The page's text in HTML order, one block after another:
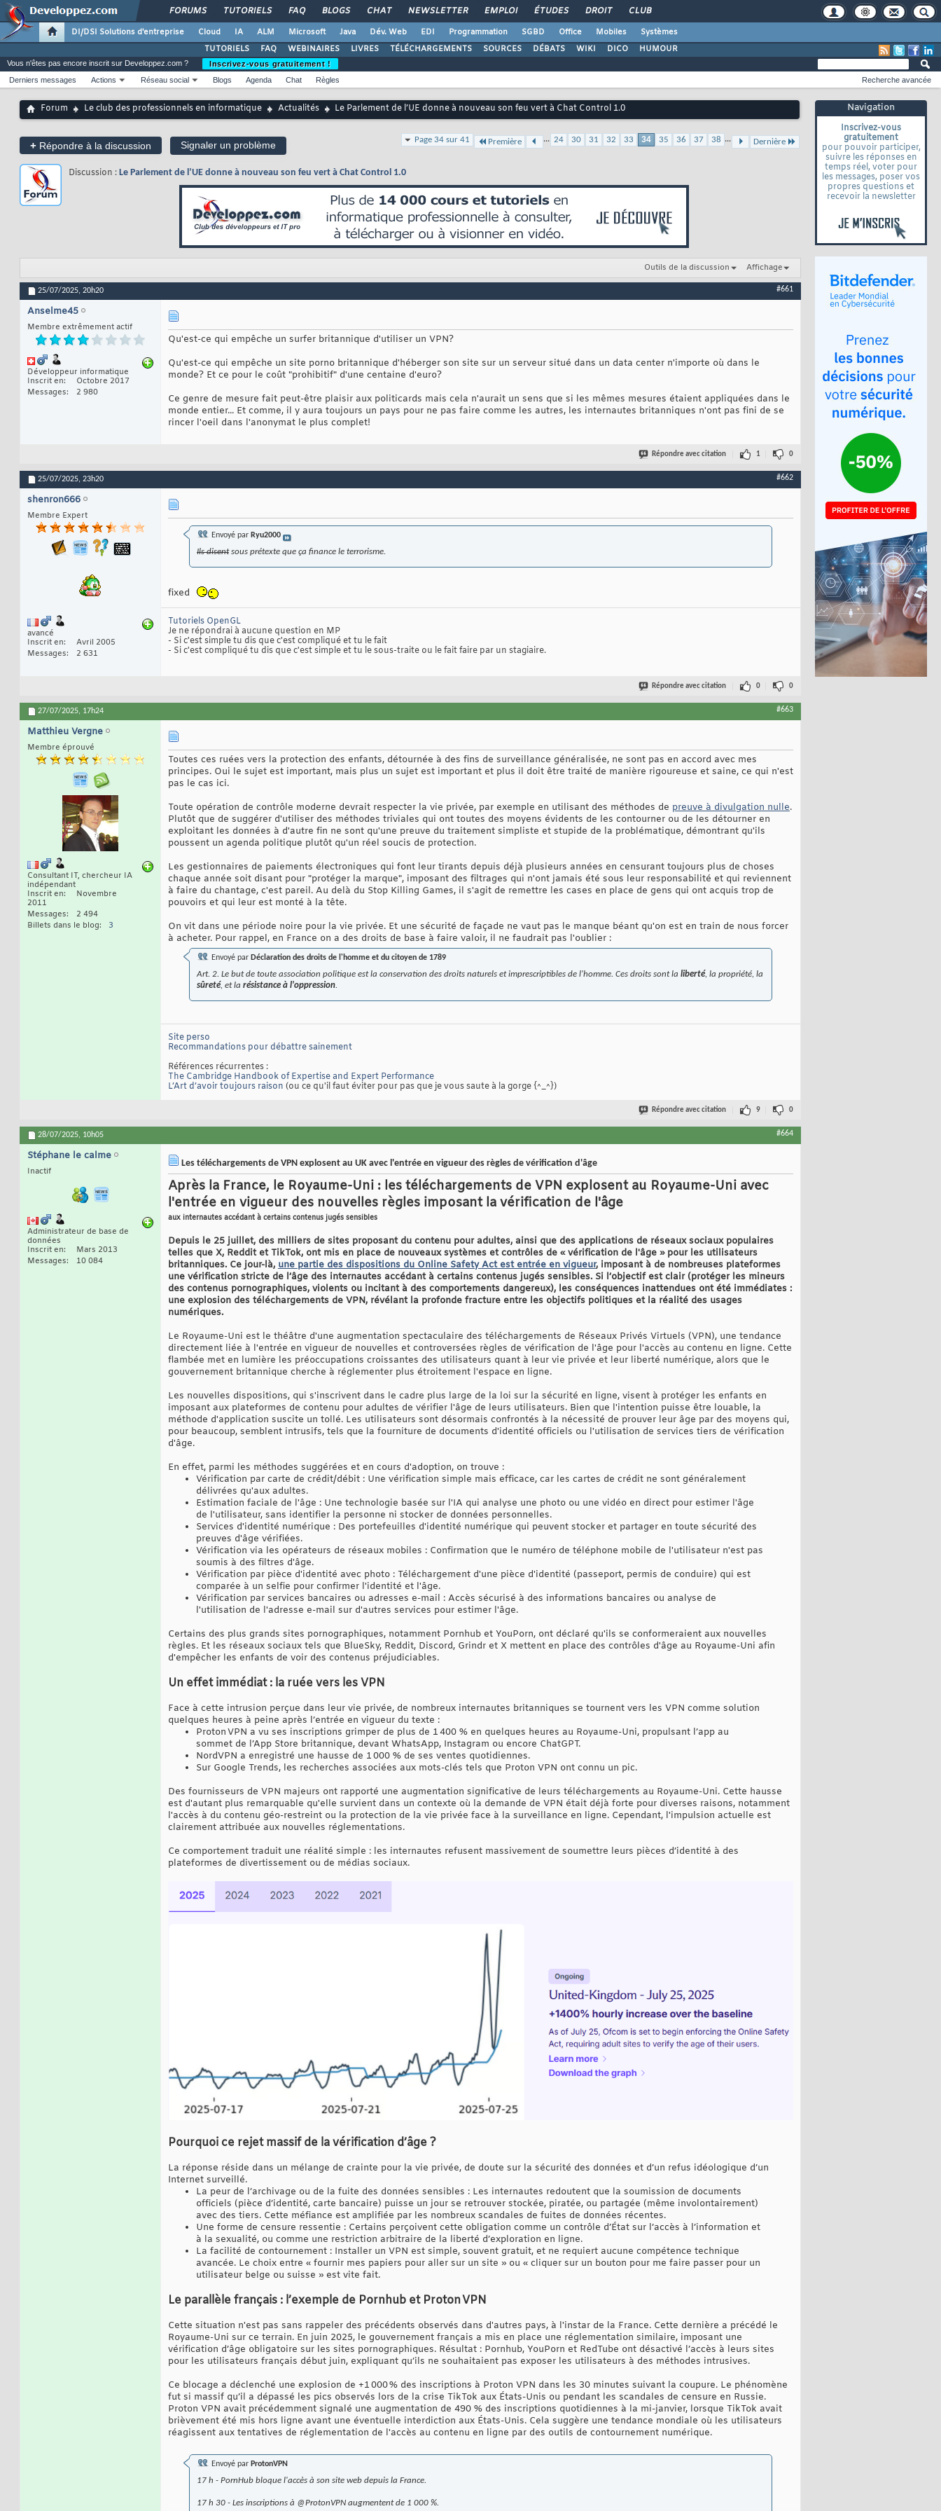
FORUMS TUTORIELS FAQ BLOGS CHAT NEWSLETTER EMPLOI ÉTUDES DROIT CLUB
DI/DSI Solutions d'entreprise Cloud IA ALM Microsoft Java Dév. Web EDI Programmation SGBD Office Mobiles
Systèmes
TUTORIELS
FAQ WEBINAIRES LIVRES TÉLÉCHARGEMENTS SOURCES DÉBATS WIKI DICO HUMOUR
Navigation
Inscrivez-vous
gratuitement
pour pouvoir participer,
suivre les réponses en
temps réel, voter pour
les messages, poser vos
propres questions et
recevoir la newsletter
Vous n'êtes pas encore inscrit sur Developpez.com ?
Inscrivez-vous gratuitement !
Derniers messages
Actions Réseau social Blogs Agenda Chat Règles Recherche avancée
Forum Le club des professionnels en informatique Actualités Le Parlement de l’UE donne à nouveau son feu vert à Chat Control 1.0
+ Répondre à la discussion Signaler un problème Page 34 sur 41 Première ... 24 30 31 32 33 34 35 36 37 38 ... Dernière
Discussion : Le Parlement de l’UE donne à nouveau son feu vert à Chat Control 1.0
Outils de la discussion Affichage
25/07/2025, 20h20 #661
Anselme45
Membre extrêmement actif
Développeur informatique
Inscrit en
Octobre 2017
Messages
2 980
Qu'est-ce qui empêche un surfer britannique d'utiliser un VPN?
Qu'est-ce qui empêche un site porno britannique d'héberger son site sur un serveur situé dans un data center n'importe où dans le
monde? Et ce pour le coût "prohibitif" d'une centaine d'euro?
Ce genre de mesure fait peut-être plaisir aux politicards mais cela n'aurait un sens que si les mêmes mesures étaient appliquées dans le
monde entier... Et comme, il y aura toujours un pays pour ne pas faire comme les autres, les internautes britanniques n'ont pas fini de se
rincer l'oeil dans l'anonymat le plus complet!
Répondre avec citation 1 0
25/07/2025, 23h20 #662
shenron666
Membre Expert
avancé
Inscrit en
Avril 2005
Messages
2 631
Envoyé par Ryu2000
Ils disent sous prétexte que ça finance le terrorisme.
fixed
Tutoriels OpenGL
Je ne répondrai à aucune question en MP
- Si c'est simple tu dis que c'est compliqué et tu le fait
- Si c'est compliqué tu dis que c'est simple et tu le sous-traite ou le fait faire par un stagiaire.
Répondre avec citation 0 0
27/07/2025, 17h24 #663
Matthieu Vergne
Membre éprouvé
Consultant IT, chercheur IA
indépendant
Inscrit en
Novembre
2011
Messages
2 494
Billets dans le blog
3
Toutes ces ruées vers la protection des enfants, détournée à des fins de surveillance généralisée, ne sont pas en accord avec mes
principes. Oui le sujet est important, mais plus un sujet est important et plus il doit être traité de manière rigoureuse et saine, ce qui n'est
pas le cas ici.
Toute opération de contrôle moderne devrait respecter la vie privée, par exemple en utilisant des méthodes de preuve à divulgation nulle.
Plutôt que de suggérer d'utiliser des méthodes triviales qui ont toutes des moyens évidents de les contourner ou de les détourner en
exploitant les données à d'autre fin ne sont qu'une preuve du traitement simpliste et stupide de la problématique, démontrant qu'ils
poussent un agenda politique plutôt qu'un réel soucis de protection.
Les gestionnaires de paiements électroniques qui font leur tirants depuis déjà plusieurs années en censurant toujours plus de choses
chaque année soit disant pour "protéger la marque", imposant des filtrages qui n'ont jamais été sous leur responsabilité et qui reviennent
à faire du chantage, c'est pareil. Au delà du Stop Killing Games, il s'agit de remettre les cases en place de gens qui ont acquis trop de
pouvoirs et qui leur est monté à la tête.
On vit dans une période noire pour la vie privée. Et une sécurité de façade ne vaut pas le manque béant qu'on est en train de nous forcer
à acheter. Pour rappel, en France on a des droits de base à faire valoir, il ne faudrait pas l'oublier :
Envoyé par Déclaration des droits de l'homme et du citoyen de 1789
Art. 2. Le but de toute association politique est la conservation des droits naturels et imprescriptibles de l'homme. Ces droits sont la liberté, la propriété, la
sûreté, et la résistance à l'oppression.
Site perso
Recommandations pour débattre sainement
Références récurrentes :
The Cambridge Handbook of Expertise and Expert Performance
L’Art d’avoir toujours raison (ou ce qu'il faut éviter pour pas que je vous saute à la gorge {^_^})
Répondre avec citation 9 0
28/07/2025, 10h05 #664
Stéphane le calme
Inactif
Administrateur de base de
données
Inscrit en
Mars 2013
Messages
10 084
Les téléchargements de VPN explosent au UK avec l'entrée en vigueur des règles de vérification d'âge
Après la France, le Royaume-Uni : les téléchargements de VPN explosent au Royaume-Uni avec
l'entrée en vigueur des nouvelles règles imposant la vérification de l'âge
aux internautes accédant à certains contenus jugés sensibles
Depuis le 25 juillet, des milliers de sites proposant du contenu pour adultes, ainsi que des applications de réseaux sociaux populaires
telles que X, Reddit et TikTok, ont mis en place de nouveaux systèmes et contrôles de « vérification de l'âge » pour les utilisateurs
britanniques. Ce jour-là, une partie des dispositions du Online Safety Act est entrée en vigueur, imposant à de nombreuses plateformes
une vérification stricte de l’âge des internautes accédant à certains contenus jugés sensibles. Si l’objectif est clair (protéger les mineurs
des contenus pornographiques, violents ou incitant à des comportements dangereux), les conséquences inattendues ont été immédiates :
une explosion des téléchargements de VPN, révélant la profonde fracture entre les objectifs politiques et la réalité des usages
numériques.
Le Royaume-Uni est le théâtre d'une augmentation spectaculaire des téléchargements de Réseaux Privés Virtuels (VPN), une tendance
directement liée à l'entrée en vigueur de nouvelles et controversées règles de vérification de l'âge pour l'accès au contenu en ligne. Cette
flambée met en lumière les préoccupations croissantes des utilisateurs quant à leur vie privée et leur liberté numérique, alors que le
gouvernement britannique cherche à réglementer plus étroitement l'espace en ligne.
Les nouvelles dispositions, qui s'inscrivent dans le cadre plus large de la loi sur la sécurité en ligne, visent à protéger les enfants en
imposant aux plateformes de contenu pour adultes de vérifier l'âge de leurs utilisateurs. Bien que l'intention puisse être louable, la
méthode d'application suscite un tollé. Les utilisateurs sont désormais confrontés à la nécessité de prouver leur âge par des moyens qui,
pour beaucoup, semblent intrusifs, tels que la fourniture de documents d'identité officiels ou l'utilisation de services tiers de vérification
d'âge.
En effet, parmi les méthodes suggérées et en cours d'adoption, on trouve :
Vérification par carte de crédit/débit : Une vérification simple mais efficace, car les cartes de crédit ne sont généralement
délivrées qu'aux adultes.
Estimation faciale de l'âge : Une technologie basée sur l'IA qui analyse une photo ou une vidéo en direct pour estimer l'âge
de l'utilisateur, sans identifier la personne ni stocker de données personnelles.
Services d'identité numérique : Des portefeuilles d'identité numérique qui peuvent stocker et partager en toute sécurité des
preuves d'âge vérifiées.
Vérification via les opérateurs de réseaux mobiles : Confirmation que le numéro de téléphone mobile de l'utilisateur n'est pas
soumis à des filtres d'âge.
Vérification par pièce d'identité avec photo : Téléchargement d'une pièce d'identité (passeport, permis de conduire) qui est
comparée à un selfie pour confirmer l'identité et l'âge.
Vérification par services bancaires ou adresses e-mail : Accès sécurisé à des informations bancaires ou analyse de
l'utilisation de l'adresse e-mail sur d'autres services pour estimer l'âge.
Certains des plus grands sites pornographiques, notamment Pornhub et YouPorn, ont déclaré qu'ils se conformeraient aux nouvelles
règles. Et les réseaux sociaux tels que BlueSky, Reddit, Discord, Grindr et X mettent en place des contrôles d'âge au Royaume-Uni afin
d'empêcher les enfants de voir des contenus préjudiciables.
Un effet immédiat : la ruée vers les VPN
Face à cette intrusion perçue dans leur vie privée, de nombreux internautes britanniques se tournent vers les VPN comme solution
quelques heures à peine après l’entrée en vigueur du texte :
Proton VPN a vu ses inscriptions grimper de plus de 1 400 % en quelques heures au Royaume-Uni, propulsant l’app au
sommet de l’App Store britannique, devant WhatsApp, Instagram ou encore ChatGPT.
NordVPN a enregistré une hausse de 1 000 % de ses ventes quotidiennes.
Sur Google Trends, les recherches associées aux mots-clés tels que Proton VPN ont connu un pic.
Des fournisseurs de VPN majeurs ont rapporté une augmentation significative de leurs téléchargements au Royaume-Uni. Cette hausse
est d'autant plus remarquable qu'elle survient dans un contexte où la demande de VPN était déjà forte pour diverses raisons, notamment
l'accès à du contenu géo-restreint ou la protection de la vie privée face à la surveillance en ligne. Cependant, l'impulsion actuelle est
clairement attribuée aux nouvelles réglementations.
Ce comportement traduit une réalité simple : les internautes refusent massivement de soumettre leurs pièces d’identité à des
plateformes de divertissement ou de médias sociaux.
Pourquoi ce rejet massif de la vérification d’âge ?
La réponse réside dans un mélange de crainte pour la vie privée, de doute sur la sécurité des données et d’un refus idéologique d’un
Internet surveillé.
La peur de l’archivage ou de la fuite des données sensibles : Les internautes redoutent que la soumission de documents
officiels (pièce d’identité, carte bancaire) puisse un jour se retrouver stockée, piratée, ou partagée (même involontairement)
avec des tiers. Cette méfiance est amplifiée par les nombreux scandales de fuites de données récentes.
Une forme de censure ressentie : Certains perçoivent cette obligation comme un contrôle d’État sur l’accès à l’information et
à la sexualité, ou comme une restriction arbitraire de la liberté d’exploration en ligne.
La facilité de contournement : Installer un VPN est simple, souvent gratuit, et ne requiert aucune compétence technique
avancée. Le choix entre « fournir mes papiers pour aller sur un site » ou « cliquer sur un bouton pour me faire passer pour un
utilisateur belge ou suisse » est vite fait.
Le parallèle français : l’exemple de Pornhub et Proton VPN
Cette situation n'est pas sans rappeler des précédents observés dans d'autres pays, à l'instar de la France. Cette dernière a précédé le
Royaume-Uni sur ce terrain. En juin 2025, le gouvernement français a mis en place une réglementation similaire, imposant une
vérification d’âge obligatoire sur les sites pornographiques. Résultat : Pornhub, YouPorn et RedTube ont désactivé l’accès à leurs sites
pour les utilisateurs français début juin, expliquant qu’ils ne souhaitaient pas exposer les utilisateurs à des méthodes intrusives.
Ce blocage a déclenché une explosion de +1 000 % des inscriptions à Proton VPN dans les 30 minutes suivant la coupure. Le phénomène
fut si massif qu’il a dépassé les pics observés lors de la crise TikTok aux États-Unis ou pendant les scandales de censure en Russie.
Proton VPN avait précédemment signalé une augmentation de 490 % des inscriptions quotidiennes à la mi-janvier, lorsque TikTok avait
brièvement été mis hors ligne avant une éventuelle interdiction aux États-Unis. Cela suggère une tendance mondiale où les utilisateurs
réagissent aux tentatives de réglementation de l'accès au contenu en ligne par des outils de contournement numérique.
Envoyé par ProtonVPN
17 h - PornHub bloque l'accès à son site web depuis la France.
17 h 30 - Les inscriptions à @ProtonVPN augmentent de 1 000 %.